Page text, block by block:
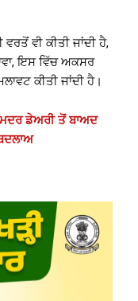
ਵੀ ਕੀਤੀ ਜਾਂਦੀ ਹੈ,
ਇਸ ਵਿੱਚ ਅਕਸਰ
ਕੀਤੀ ਜਾਂਦੀ ਹੈ।
ਡੇਅਰੀ ਤੋਂ ਬਾਅਦ